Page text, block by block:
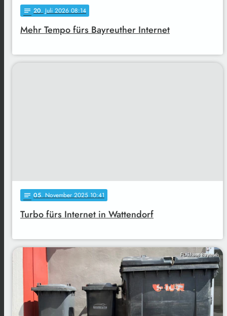
notes 20. Juli 2026 08:14
Mehr Tempo fürs Bayreuther Internet
notes 05. November 2025 10:41
Turbo fürs Internet in Wattendorf
Funkhaus Bayreuth